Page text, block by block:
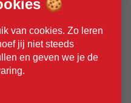
🍪
van cookies. Zo leren
jij niet steeds
en geven we je de